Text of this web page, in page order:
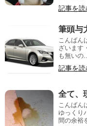
記事を読
筆頭与
こんばん
ざいます
も無いの
記事を読
全て、
こんばん
ゆっくり
間の余裕